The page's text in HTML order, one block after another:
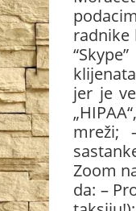
radnike
jer je
mreži;
Zoom
da: –